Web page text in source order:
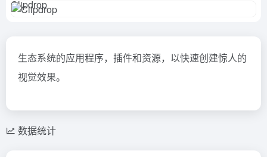
生态系统的应用程序，插件和资源，以快速创建惊人的
视觉效果。
数据统计